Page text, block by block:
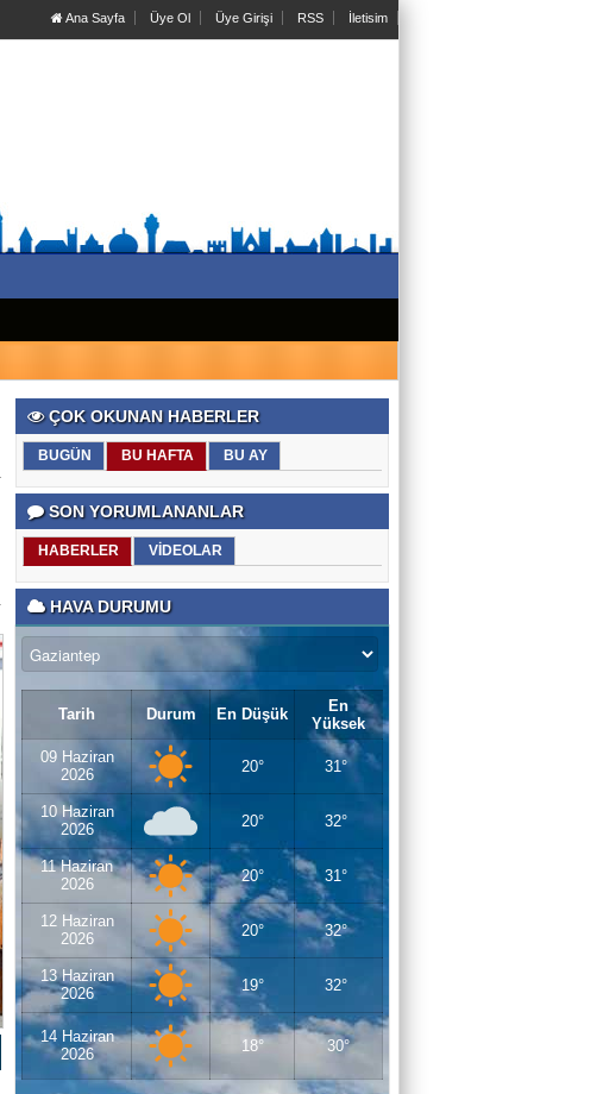
Ana Sayfa Üye Ol Üye Girişi RSS İletisim
ÇOK OKUNAN HABERLER
BUGÜN BU HAFTA BU AY
SON YORUMLANANLAR
HABERLER VİDEOLAR
HAVA DURUMU
Tarih Durum En Düşük
En
Yüksek
09 Haziran
2026
20° 31°
10 Haziran
2026
20° 32°
11 Haziran
2026
20° 31°
12 Haziran
2026
20° 32°
13 Haziran
2026
19° 32°
14 Haziran
2026
18° 30°